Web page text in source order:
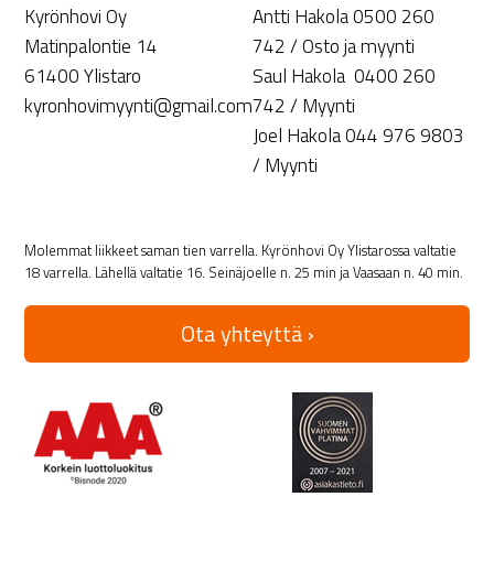
Kyrönhovi Oy
Matinpalontie 14
61400 Ylistaro
kyronhovimyynti@gmail.com
Antti Hakola 0500 260
742 / Osto ja myynti
Saul Hakola 0400 260
742 / Myynti
Joel Hakola 044 976 9803
/ Myynti
Molemmat liikkeet saman tien varrella. Kyrönhovi Oy Ylistarossa valtatie
18 varrella. Lähellä valtatie 16. Seinäjoelle n. 25 min ja Vaasaan n. 40 min.
Ota yhteyttä ›